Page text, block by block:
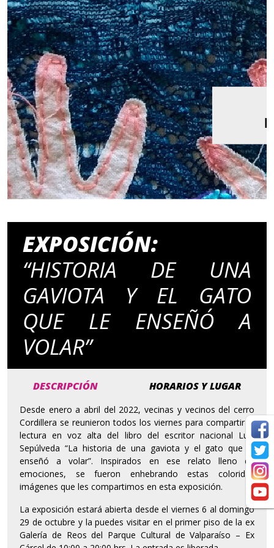
EXPOSICIÓN:
“HISTORIA DE UNA
GAVIOTA Y EL GATO
QUE LE ENSEÑÓ A
VOLAR”
DESCRIPCIÓN HORARIOS Y LUGAR
Desde enero a abril del 2022, vecinas y vecinos del cerro
Cordillera se reunieron todos los viernes para compartir la
lectura en voz alta del libro del escritor nacional Luis
Sepúlveda “La historia de una gaviota y el gato que le
enseñó a volar”. Inspirados en ese relato lleno de
emociones, se fueron enhebrando estas coloridas
imágenes que les compartimos en esta exposición.
La exposición estará abierta desde el viernes 6 al domingo
29 de octubre y la puedes visitar en el primer piso de la ex
Galería de Reos del Parque Cultural de Valparaíso – Ex